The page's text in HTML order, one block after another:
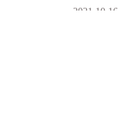
2021.10.16